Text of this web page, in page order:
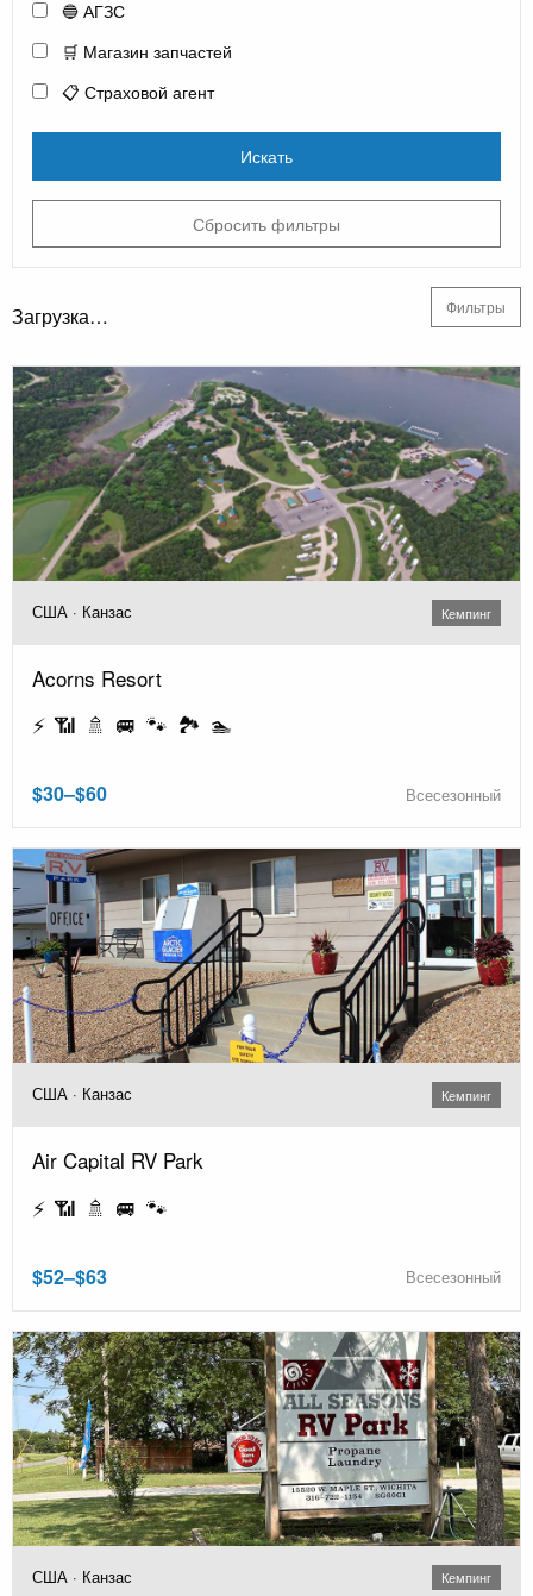
🔵 АГЗС
🛒 Магазин запчастей
📋 Страховой агент
Искать
Сбросить фильтры
Загрузка… Фильтры
США · Канзас Кемпинг
Acorns Resort
⚡ 📶 🚿 🚐 🐾 🏞️ 🏊
$30–$60 Всесезонный
США · Канзас Кемпинг
Air Capital RV Park
⚡ 📶 🚿 🚐 🐾
$52–$63 Всесезонный
США · Канзас Кемпинг